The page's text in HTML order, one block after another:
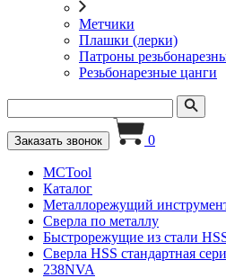
Метчики
Плашки (лерки)
Патроны
Резьбонарезные цанги
Заказать звонок 0
MCTool
Каталог
Металлорежущий
Сверла по металлу
Быстрорежущие из стали
Сверла HSS стандартная
238NVA